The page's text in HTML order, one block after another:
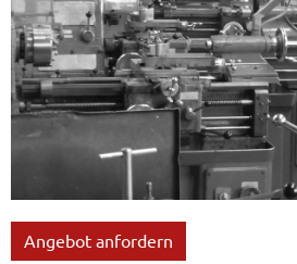
Angebot anfordern